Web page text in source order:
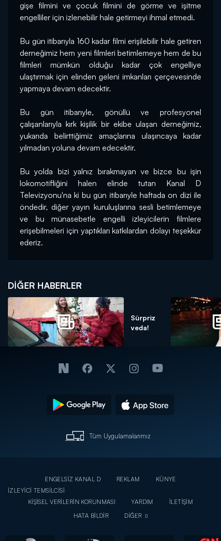
gişe filmini ve çocuk filmini de görme ve işitme
engelliler için izlenebilir hale getirmeyi ihmal etmedi.
Bu gün itibarıyla 160 kadar filmi erişilebilir hale getiren
derneğimiz hem yeni filmleri betimlemeye hem de bu
filmleri mümkün olduğu kadar çok engelliye
ulaştırmak için elinden geleni imkanları çerçevesinde
yapmaya devam edecektir.
Bu gün itibarıyle, gönüllü ve profesyonel
çalışanlarıyla kırk kişilik bir ekibe ulaşan derneğimiz,
yukarıda belirttiğimiz amaçlarına ulaşıncaya kadar
yılmadan yoluna devam edecektir.
Bu yolda bizi yalnız bırakmayan ve bizce bu işin
lokomotifliğini halen elinde tutan Kanal D
Televizyonu'na ki bu gün itibarıyle haftada on dizi ile
öndedir, diğer yayın kuruluşlarına sesli betimlemeye
ve bu münasebetle engelli izleyicilerin filmlere
erişebilmeleri için yaptıkları katkılardan dolayı teşekkür
ederiz.
DIĞER HABERLER
Sürpriz
veda!
Tüm Uygulamalarımız
ENGELSİZ KANAL D REKLAM
KÜNYE
İZLEYİCİ TEMSİLCİSİ
KİŞİSEL VERİLERİN KORUNMASI
YARDIM
İLETİŞİM
HATA BİLDİR
DİĞER